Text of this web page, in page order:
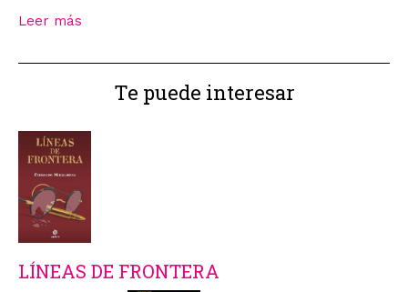
Leer más
Te puede interesar
LÍNEAS DE FRONTERA